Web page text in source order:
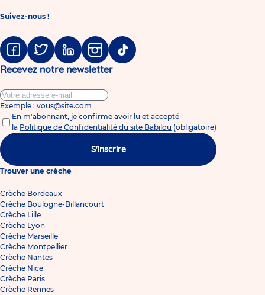
Suivez-nous !
FacebookTwitter LinkedinInstagramTiktok
Recevez notre newsletter
Exemple : vous@site.com
En m'abonnant, je confirme avoir lu et accepté
la Politique de Confidentialité du site Babilou (obligatoire)
S'inscrire
Trouver une crèche
Crèche Bordeaux
Crèche Boulogne-Billancourt
Crèche Lille
Crèche Lyon
Crèche Marseille
Crèche Montpellier
Crèche Nantes
Crèche Nice
Crèche Paris
Crèche Rennes